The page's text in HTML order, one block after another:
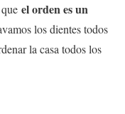
el orden es un
los dientes todos
la casa todos los